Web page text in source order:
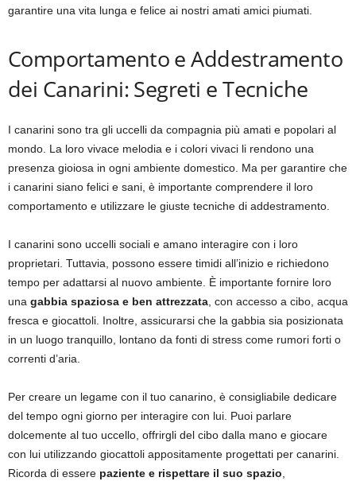
garantire una vita lunga e felice ai nostri amati amici piumati.
Comportamento e Addestramento
dei Canarini: Segreti e Tecniche
I canarini sono tra gli uccelli da compagnia più amati e popolari al
mondo. La loro vivace melodia e i colori vivaci li rendono una
presenza gioiosa in ogni ambiente domestico. Ma per garantire che
i canarini siano felici e sani, è importante comprendere il loro
comportamento e utilizzare le giuste tecniche di addestramento.
I canarini sono uccelli sociali e amano interagire con i loro
proprietari. Tuttavia, possono essere timidi all’inizio e richiedono
tempo per adattarsi al nuovo ambiente. È importante fornire loro
una gabbia spaziosa e ben attrezzata , con accesso a cibo, acqua
fresca e giocattoli. Inoltre, assicurarsi che la gabbia sia posizionata
in un luogo tranquillo, lontano da fonti di stress come rumori forti o
correnti d’aria.
Per creare un legame con il tuo canarino, è consigliabile dedicare
del tempo ogni giorno per interagire con lui. Puoi parlare
dolcemente al tuo uccello, offrirgli del cibo dalla mano e giocare
con lui utilizzando giocattoli appositamente progettati per canarini.
Ricorda di essere paziente e rispettare il suo spazio